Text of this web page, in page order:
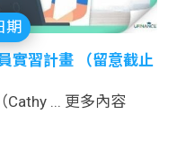
期
實習計畫 （留意截止
... 更多內容